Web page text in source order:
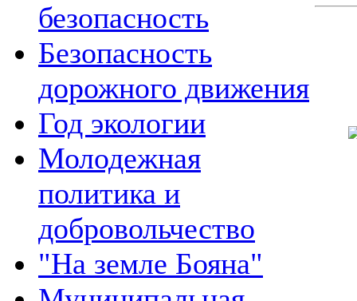
безопасность
Безопасность
дорожного движения
Год экологии
Молодежная
политика и
добровольчество
"На земле Бояна"